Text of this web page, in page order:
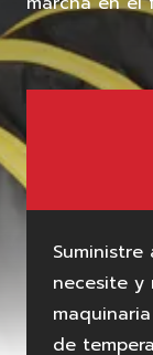
necesite y
de